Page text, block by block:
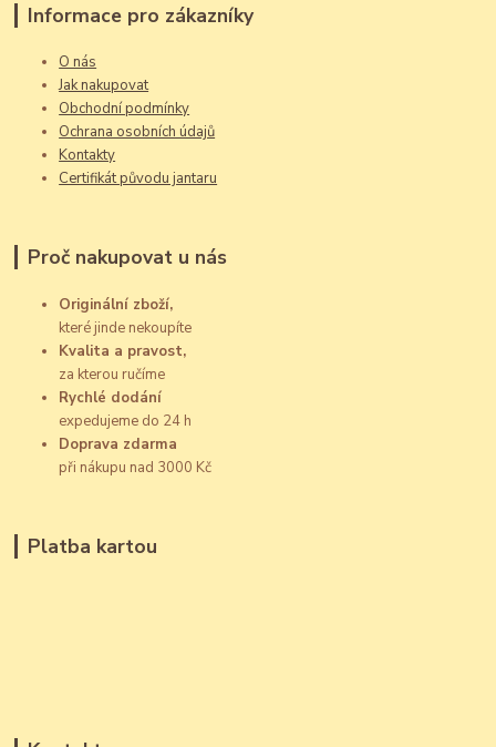
Informace pro zákazníky
O nás
Jak nakupovat
Obchodní podmínky
Ochrana osobních údajů
Kontakty
Certifikát původu jantaru
Proč nakupovat u nás
Originální zboží,
které jinde nekoupíte
Kvalita a pravost,
za kterou ručíme
Rychlé dodání
expedujeme do 24 h
Doprava zdarma
při nákupu nad 3000 Kč
Platba kartou